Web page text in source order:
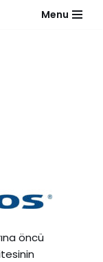
Menu
öncü